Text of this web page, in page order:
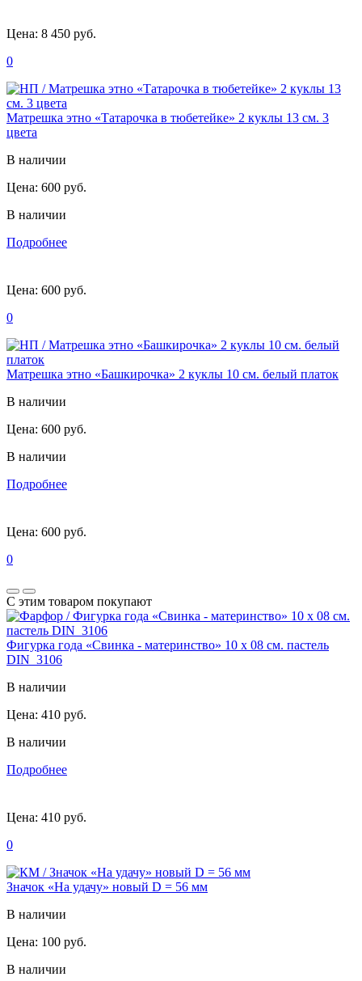
Цена: 8 450 руб.
0
Матрешка этно «Татарочка в тюбетейке» 2 куклы 13 см. 3
цвета
В наличии
Цена: 600 руб.
В наличии
Подробнее
Цена: 600 руб.
0
Матрешка этно «Башкирочка» 2 куклы 10 см. белый платок
В наличии
Цена: 600 руб.
В наличии
Подробнее
Цена: 600 руб.
0
С этим товаром покупают
Фигурка года «Свинка - материнство» 10 х 08 см. пастель
DIN_3106
В наличии
Цена: 410 руб.
В наличии
Подробнее
Цена: 410 руб.
0
Значок «На удачу» новый D = 56 мм
В наличии
Цена: 100 руб.
В наличии